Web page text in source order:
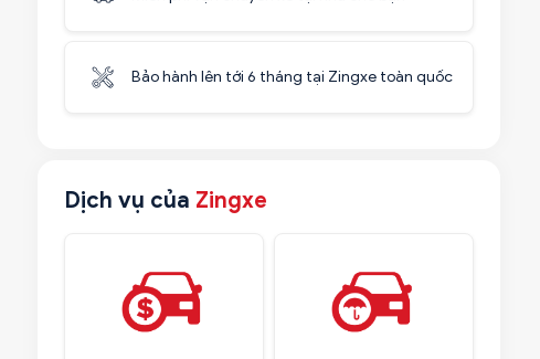
Bảo hành lên tới 6 tháng tại Zingxe toàn quốc
Dịch vụ của Zingxe